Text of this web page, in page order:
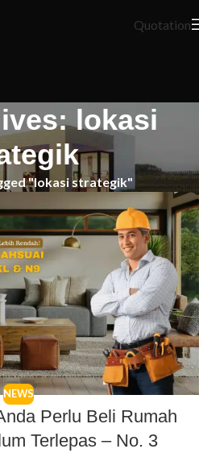
Quotation
lokasi
"lokasi strategik"
NEWS
Perlu Beli Rumah
Terlepas – No. 3